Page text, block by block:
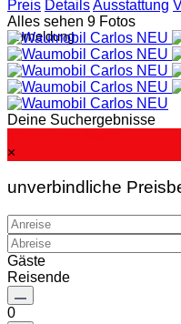
Anmeldung
Preis DetailsAusstattung
Alles sehen 9 Fotos
Deine Suchergebnisse
×
unverbindliche
Gäste
Reisende
0